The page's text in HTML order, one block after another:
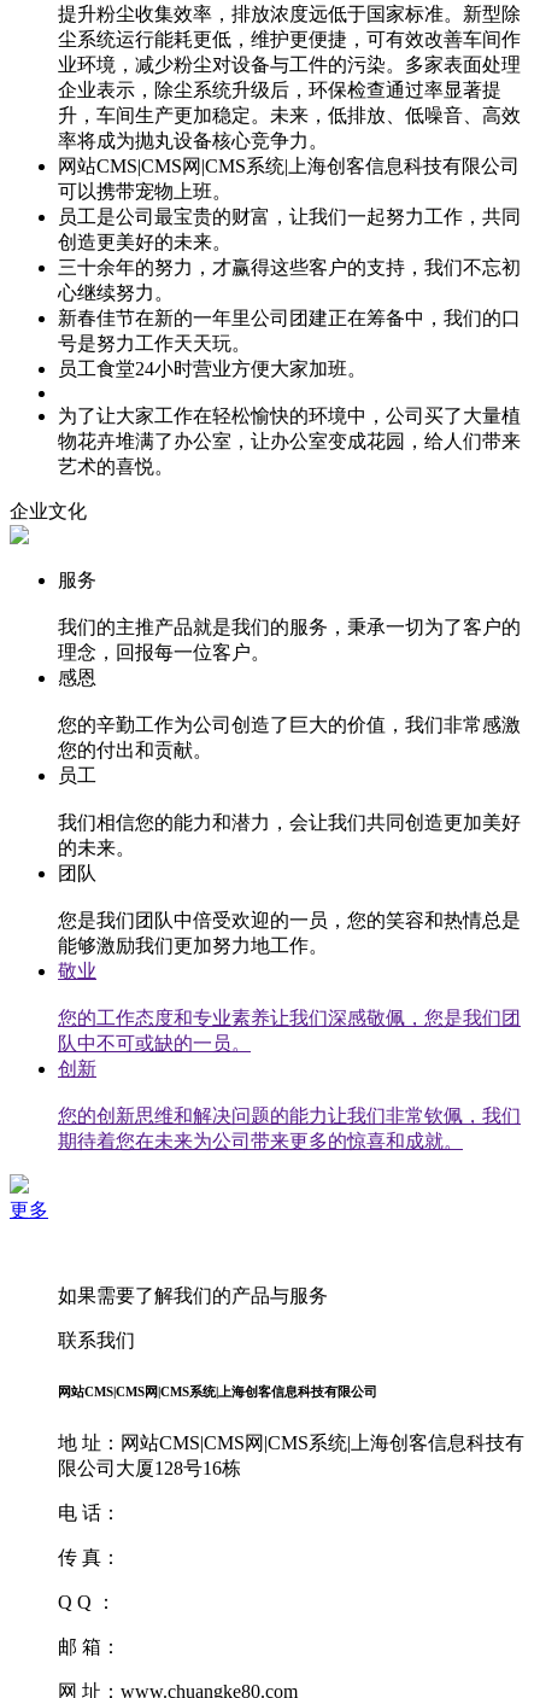
提升粉尘收集效率，排放浓度远低于国家标准。新型除
尘系统运行能耗更低，维护更便捷，可有效改善车间作
业环境，减少粉尘对设备与工件的污染。多家表面处理
企业表示，除尘系统升级后，环保检查通过率显著提
升，车间生产更加稳定。未来，低排放、低噪音、高效
率将成为抛丸设备核心竞争力。
网站CMS|CMS网|CMS系统|上海创客信息科技有限公司
可以携带宠物上班。
员工是公司最宝贵的财富，让我们一起努力工作，共同
创造更美好的未来。
三十余年的努力，才赢得这些客户的支持，我们不忘初
心继续努力。
新春佳节在新的一年里公司团建正在筹备中，我们的口
号是努力工作天天玩。
员工食堂24小时营业方便大家加班。
为了让大家工作在轻松愉快的环境中，公司买了大量植
物花卉堆满了办公室，让办公室变成花园，给人们带来
艺术的喜悦。
企业文化
服务
我们的主推产品就是我们的服务，秉承一切为了客户的
理念，回报每一位客户。
感恩
您的辛勤工作为公司创造了巨大的价值，我们非常感激
您的付出和贡献。
员工
我们相信您的能力和潜力，会让我们共同创造更加美好
的未来。
团队
您是我们团队中倍受欢迎的一员，您的笑容和热情总是
能够激励我们更加努力地工作。
敬业
您的工作态度和专业素养让我们深感敬佩，您是我们团
队中不可或缺的一员。
创新
您的创新思维和解决问题的能力让我们非常钦佩，我们
期待着您在未来为公司带来更多的惊喜和成就。
更多
如果需要了解我们的产品与服务
联系我们
网站CMS|CMS网|CMS系统|上海创客信息科技有限公司
地 址：网站CMS|CMS网|CMS系统|上海创客信息科技有
限公司大厦128号16栋
电 话：
传 真：
Q Q ：
邮 箱：
网 址：www.chuangke80.com